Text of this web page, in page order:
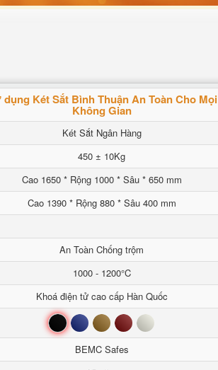
dụng Két Sắt Bình Thuận An Toàn Cho Mọi
Không Gian
Két Sắt Ngân Hàng
450 ± 10Kg
Cao 1650 * Rộng 1000 * Sâu * 650 mm
Cao 1390 * Rộng 880 * Sâu 400 mm
An Toàn Chống trộm
1000 - 1200°C
Khoá điện tử cao cấp Hàn Quốc
Đen Xanh Nâu Đỏ Trắng
BEMC Safes